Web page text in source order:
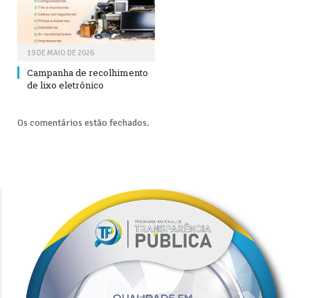
19 DE MAIO DE 2026
Campanha de recolhimento
de lixo eletrônico
Os comentários estão fechados.